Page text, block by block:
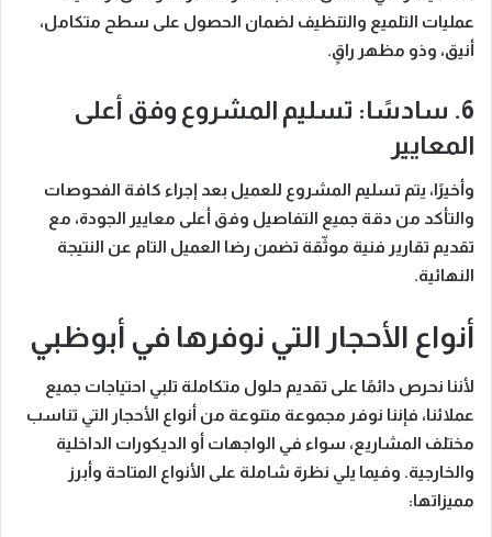
عمليات التلميع والتنظيف لضمان الحصول على سطح متكامل،
أنيق، وذو مظهر راقٍ.
6. سادسًا: تسليم المشروع وفق أعلى
المعايير
وأخيرًا، يتم تسليم المشروع للعميل بعد إجراء كافة الفحوصات
والتأكد من دقة جميع التفاصيل وفق أعلى معايير الجودة، مع
تقديم تقارير فنية موثّقة تضمن رضا العميل التام عن النتيجة
النهائية.
أنواع الأحجار التي نوفرها في أبوظبي
لأننا نحرص دائمًا على تقديم حلول متكاملة تلبي احتياجات جميع
عملائنا، فإننا نوفر مجموعة متنوعة من أنواع الأحجار التي تناسب
مختلف المشاريع، سواء في الواجهات أو الديكورات الداخلية
والخارجية. وفيما يلي نظرة شاملة على الأنواع المتاحة وأبرز
مميزاتها: